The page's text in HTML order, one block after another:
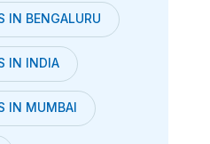
IN BENGALURU
IN INDIA
IN MUMBAI